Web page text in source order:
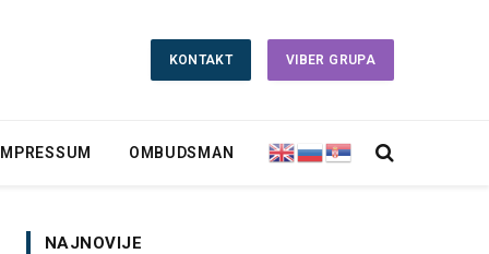
KONTAKT VIBER GRUPA
IMPRESSUM OMBUDSMAN
NAJNOVIJE